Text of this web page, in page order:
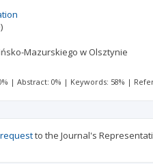
Mazurskiego w Olsztynie
|Abstract: 0% | Keywords: 58% |
to the Journal's